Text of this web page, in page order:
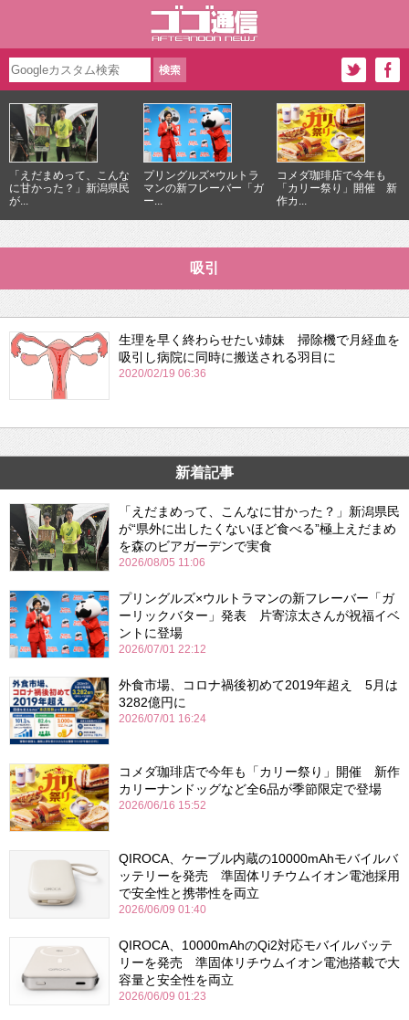
「えだまめって、こんな
に甘かった？」新潟県民
が...
プリングルズ×ウルトラ
マンの新フレーバー「ガ
ー...
コメダ珈琲店で今年も
「カリー祭り」開催 新
作カ...
吸引
生理を早く終わらせたい姉妹 掃除機で月経血を
吸引し病院に同時に搬送される羽目に
2020/02/19 06:36
新着記事
「えだまめって、こんなに甘かった？」新潟県民
が“県外に出したくないほど食べる”極上えだまめ
を森のビアガーデンで実食
2026/08/05 11:06
プリングルズ×ウルトラマンの新フレーバー「ガ
ーリックバター」発表 片寄涼太さんが祝福イベ
ントに登場
2026/07/01 22:12
外食市場、コロナ禍後初めて2019年超え 5月は
3282億円に
2026/07/01 16:24
コメダ珈琲店で今年も「カリー祭り」開催 新作
カリーナンドッグなど全6品が季節限定で登場
2026/06/16 15:52
QIROCA、ケーブル内蔵の10000mAhモバイルバ
ッテリーを発売 準固体リチウムイオン電池採用
で安全性と携帯性を両立
2026/06/09 01:40
QIROCA、10000mAhのQi2対応モバイルバッテ
リーを発売 準固体リチウムイオン電池搭載で大
容量と安全性を両立
2026/06/09 01:23